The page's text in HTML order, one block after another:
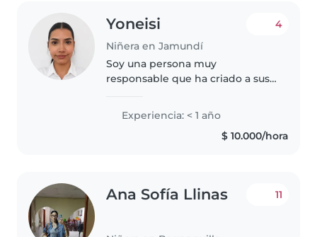
Yoneisi
Niñera en Jamundí
4
Soy una persona muy
responsable que ha criado a sus
con mi sobrino, el cual amo con
todo mi corazón , tengo mucha
creatividad para distraer a los
Experiencia: < 1 año
$ 10.000/hora
Ana Sofía Llinas 11